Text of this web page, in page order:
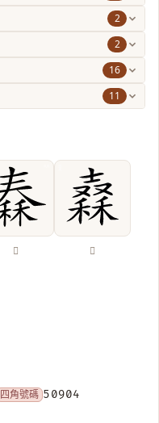
2
2
16
11
𥠼 𥢮
四角號碼 50904